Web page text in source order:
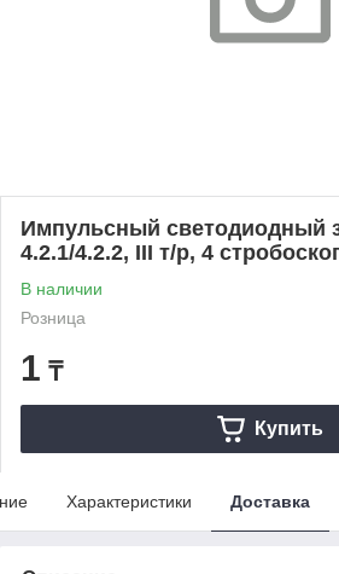
Импульсный светодиодный
4.2.1/4.2.2, III т/р, 4
В наличии
Розница
1 ₸
Купить
Характеристики Доставка